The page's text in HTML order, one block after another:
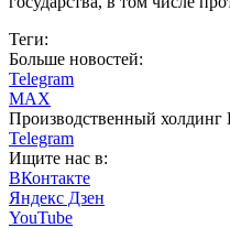
Теги:
Больше новостей:
Telegram
MAX
Производственный холдинг
Telegram
Ищите нас в:
ВКонтакте
Яндекс Дзен
YouTube